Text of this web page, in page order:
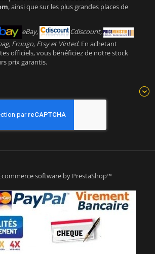
, ainsi que sur les plus grandes places de
eBay,
Cdiscount,
Fruugo, Etsy et Vinted. En achetant
officiels, vous bénéficiez de notre stock
prix garantis.
software by PrestaShop™